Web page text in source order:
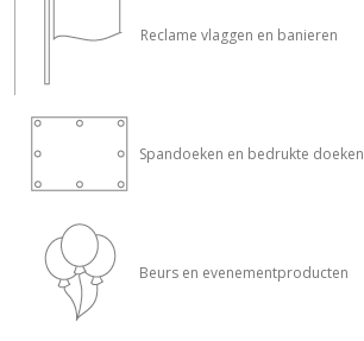
Reclame vlaggen en banieren
Spandoeken en bedrukte doeken
Beurs en evenementproducten